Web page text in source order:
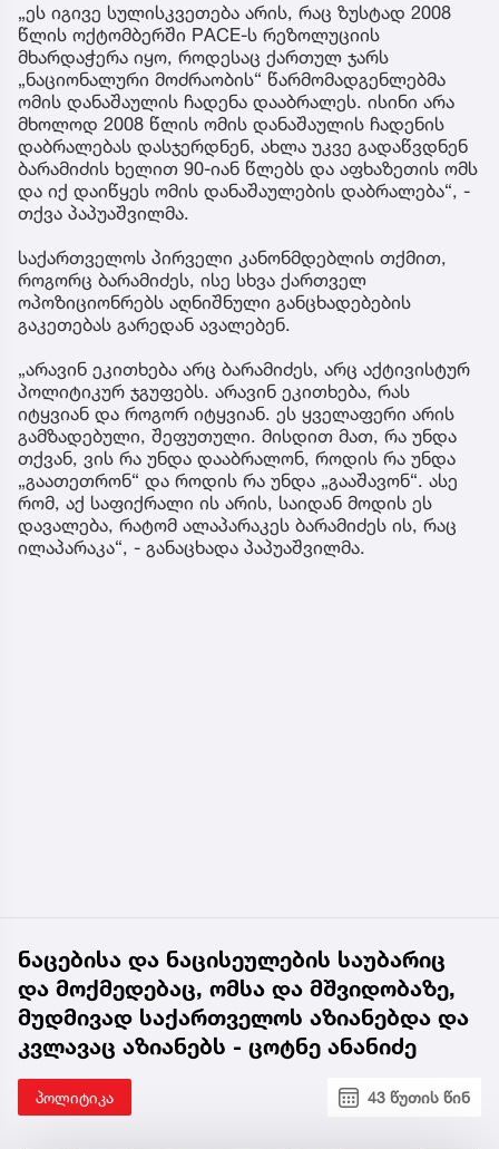
„ეს იგივე სულისკვეთება არის, რაც ზუსტად 2008
წლის ოქტომბერში PACE-ს რეზოლუციის
მხარდაჭერა იყო, როდესაც ქართულ ჯარს
„ნაციონალური მოძრაობის“ წარმომადგენლებმა
ომის დანაშაულის ჩადენა დააბრალეს. ისინი არა
მხოლოდ 2008 წლის ომის დანაშაულის ჩადენის
დაბრალებას დასჯერდნენ, ახლა უკვე გადაწვდნენ
ბარამიძის ხელით 90-იან წლებს და აფხაზეთის ომს
და იქ დაიწყეს ომის დანაშაულების დაბრალება“, -
თქვა პაპუაშვილმა.
საქართველოს პირველი კანონმდებლის თქმით,
როგორც ბარამიძეს, ისე სხვა ქართველ
ოპოზიციონრებს აღნიშნული განცხადებების
გაკეთებას გარედან ავალებენ.
„არავინ ეკითხება არც ბარამიძეს, არც აქტივისტურ
პოლიტიკურ ჯგუფებს. არავინ ეკითხება, რას
იტყვიან და როგორ იტყვიან. ეს ყველაფერი არის
გამზადებული, შეფუთული. მისდით მათ, რა უნდა
თქვან, ვის რა უნდა დააბრალონ, როდის რა უნდა
„გაათეთრონ“ და როდის რა უნდა „გააშავონ“. ასე
რომ, აქ საფიქრალი ის არის, საიდან მოდის ეს
დავალება, რატომ ალაპარაკეს ბარამიძეს ის, რაც
ილაპარაკა“, - განაცხადა პაპუაშვილმა.
ნაცებისა და ნაცისეულების საუბარიც
და მოქმედებაც, ომსა და მშვიდობაზე,
მუდმივად საქართველოს აზიანებდა და
კვლავაც აზიანებს - ცოტნე ანანიძე
პოლიტიკა 43 წუთის წინ